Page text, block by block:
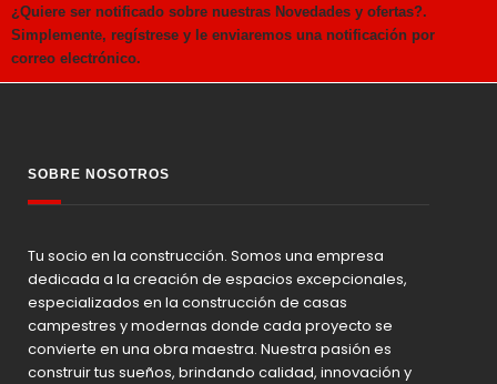
¿Quiere ser notificado sobre nuestras Novedades y ofertas?.
Simplemente, regístrese y le enviaremos una notificación por
correo electrónico.
SOBRE NOSOTROS
Tu socio en la construcción. Somos una empresa
dedicada a la creación de espacios excepcionales,
especializados en la construcción de casas
campestres y modernas donde cada proyecto se
convierte en una obra maestra. Nuestra pasión es
construir tus sueños, brindando calidad, innovación y